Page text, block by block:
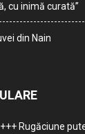
cu inimă curată”
din Nain
+++ Rugăciune